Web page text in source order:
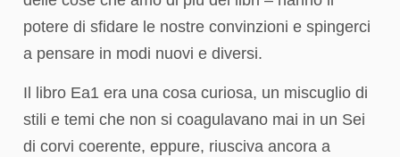
potere di sfidare le nostre convinzioni e spingerci
a pensare in modi nuovi e diversi.
Il libro Ea1 era una cosa curiosa, un miscuglio di
stili e temi che non si coagulavano mai in un Sei
di corvi coerente, eppure, riusciva ancora a